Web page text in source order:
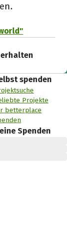
erhalten
spenden
Projekte
betterplace
Spenden